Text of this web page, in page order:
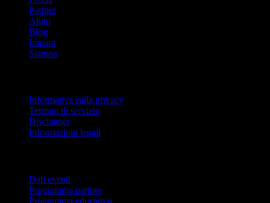
Partner
Aiuto
Blog
Impara
Stampa
Informativa sulla privacy
Termini di servizio
Disclaimer
Informazioni legali
Dati eventi
Programma partner
Programma educativo